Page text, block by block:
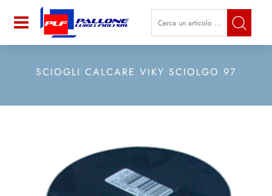
Open La modifica di un filtro
SCIOGLI CALCARE VIKY SCIOLGO 97